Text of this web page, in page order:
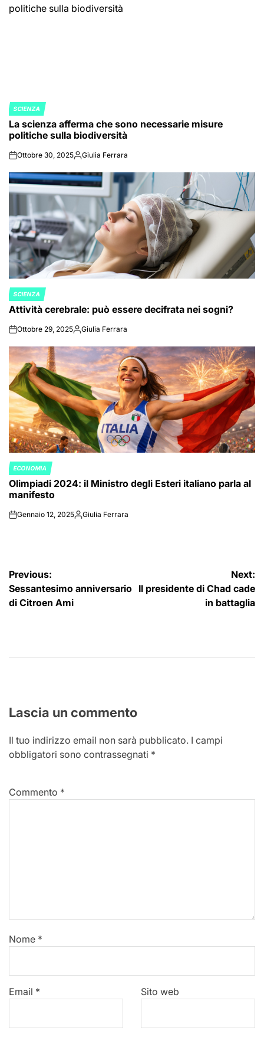
POSTED
IN
SCIENZA
La scienza afferma che sono necessarie misure
politiche sulla biodiversità
onOttobre 30, 2025Posted
Giulia Ferrara
POSTED
IN
SCIENZA
Attività cerebrale: può essere decifrata nei sogni?
onOttobre 29, 2025Posted
Giulia Ferrara
POSTED
IN
ECONOMIA
Olimpiadi 2024: il Ministro degli Esteri italiano parla al
manifesto
onGennaio 12, 2025Posted
Giulia Ferrara
Navigazione
articoli
Previous:
Sessantesimo anniversario
di Citroen Ami
Next:
Il presidente di Chad cade
in battaglia
Lascia un commento
Il tuo indirizzo email non sarà pubblicato. I campi
obbligatori sono contrassegnati *
Commento *
Nome *
Email * Sito web